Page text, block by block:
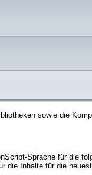
sowie die
Sprache für die
die Inhalte für die